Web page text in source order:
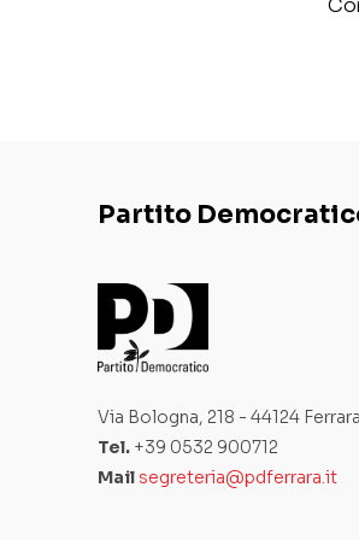
Partito
Via Bologna, 218 - 44124 Ferrara
Tel.+39 0532 900712
Mail segreteria@pdferrara.it